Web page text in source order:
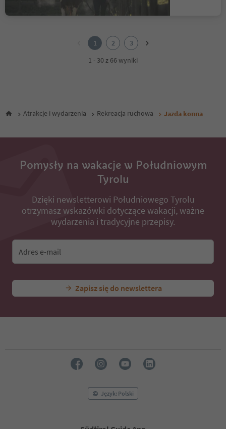
1 2
3
1 - 30 z 66 wyniki
Atrakcje i wydarzenia Rekreacja ruchowa Jazda konna
Pomysły na wakacje w Południowym
Tyrolu
Dzięki newsletterowi Południowego Tyrolu
otrzymasz wskazówki dotyczące wakacji, ważne
wydarzenia i tradycyjne przepisy.
Adres e-mail
Zapisz się do newslettera
Język: Polski